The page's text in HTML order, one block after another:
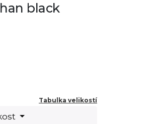
black
Tabulka velikostí